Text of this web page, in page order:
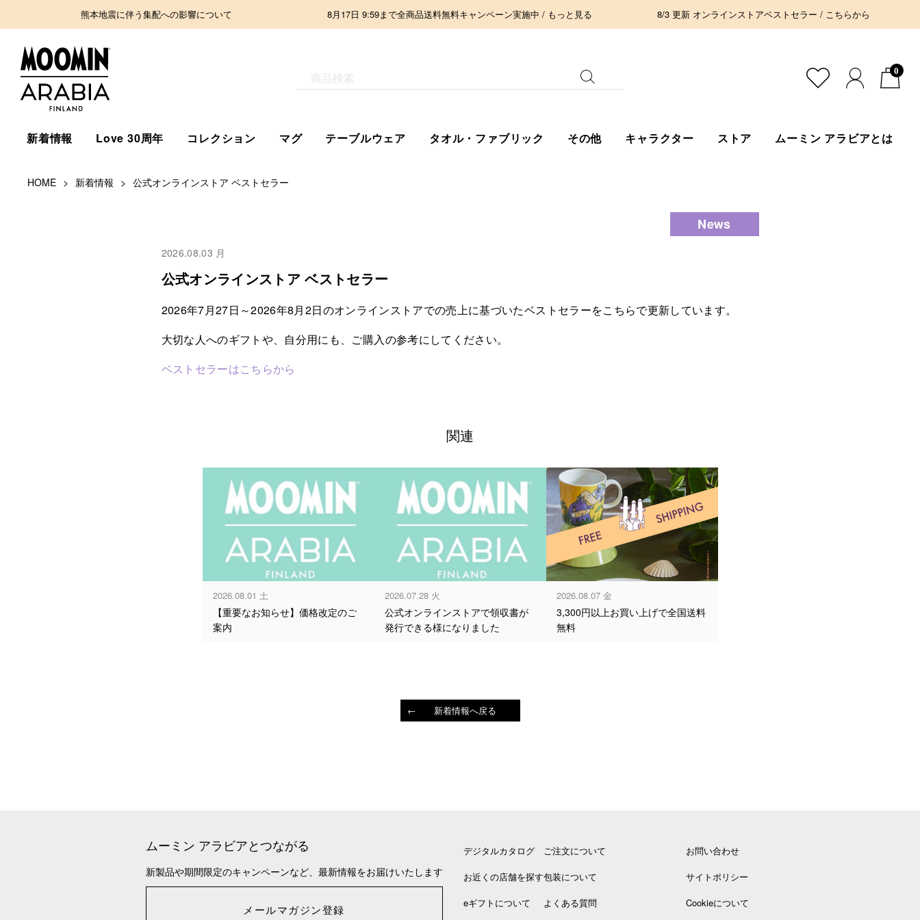
熊本地震に伴う集配への影響について 8月17日 9:59まで全商品送料無料キャンペーン実施中 / もっと見る 8/3 更新 オンラインストアベストセラー / こちらから
0
新着情報 Love 30周年 コレクション マグ テーブルウェア タオル・ファブリック その他 キャラクター ストア ムーミン アラビアとは
HOME 新着情報 公式オンラインストア ベストセラー
News
2026.08.03 月
公式オンラインストア ベストセラー
2026年7月27日～2026年8月2日のオンラインストアでの売上に基づいたベストセラーをこちらで更新しています。
大切な人へのギフトや、自分用にも、ご購入の参考にしてください。
ベストセラーはこちらから
関連
2026.08.01 土
【重要なお知らせ】価格改定のご
案内
2026.07.28 火
公式オンラインストアで領収書が
発行できる様になりました
2026.08.07 金
3,300円以上お買い上げで全国送料
無料
新着情報へ戻る
ムーミン アラビアとつながる
新製品や期間限定のキャンペーンなど、最新情報をお届けいたします
メールマガジン登録
デジタルカタログ
お近くの店舗を探す
eギフトについて
ご注文について
包装について
よくある質問
お問い合わせ
サイトポリシー
Cookieについて